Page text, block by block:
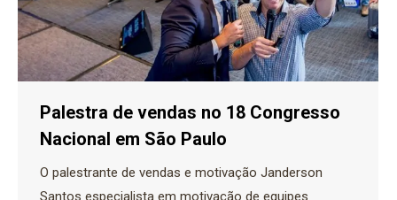
Palestra de vendas no 18 Congresso
Nacional em São Paulo
O palestrante de vendas e motivação Janderson
Santos especialista em motivação de equipes